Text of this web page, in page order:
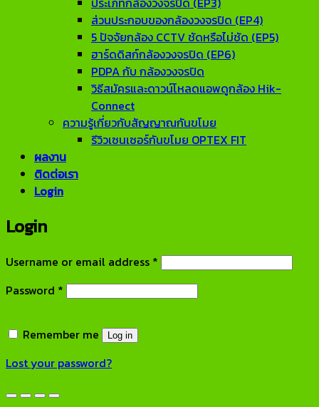
ส่วนประกอบของกล้องวงจรปิด (EP4)
5 ปัจจัยกล้อง CCTV ชัดหรือไม่ชัด (EP5)
ฮาร์ดดิสก์กล้องวงจรปิด (EP6)
PDPA กับ กล้องวงจรปิด
วิธีสมัครและดาวน์โหลดแอพดูกล้อง Hik-
Connect
ความรู้เกี่ยวกับสัญญาณกันขโมย
รีวิวเซนเซอร์กันขโมย OPTEX FIT
ผลงาน
ติดต่อเรา
Login
Login
Username or email address * Required
Password * Required
Remember me Log in
Lost your password?